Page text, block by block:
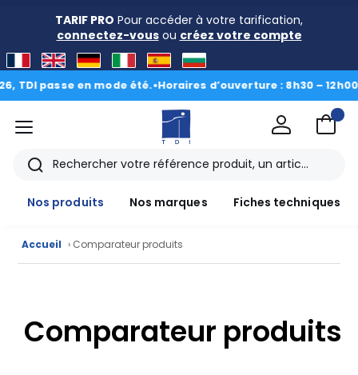
TARIF PRO Pour accéder à votre tarification,
connectez-vousou créez votre compte
passe en mode été.•Horaires d’ouverture : 8h30 – 12h00 •
CAD/3D
menu
Rechercher
Nos produits
Nos marques Fiches techniques
Accueil › Comparateur produits
Comparateur produits